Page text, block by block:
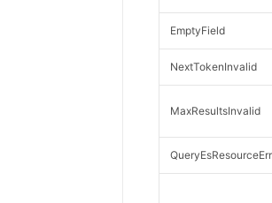
EmptyField
NextTokenInvalid
MaxResultsInvalid